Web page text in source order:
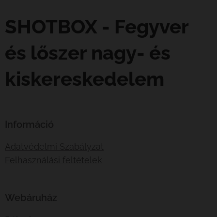
SHOTBOX - Fegyver
és lőszer nagy- és
kiskereskedelem